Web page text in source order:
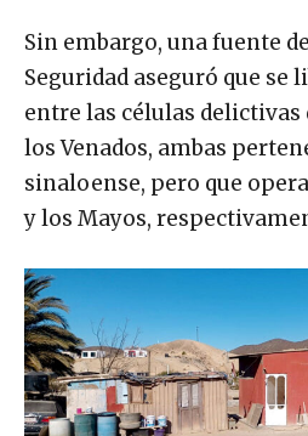
Sin embargo, una fuente
Seguridad aseguró que se
entre las células
los Venados, ambas
sinaloense, pero que
y los Mayos,